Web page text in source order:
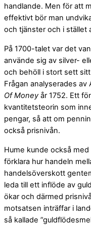
handlande. Men för att
effektivt bör man
och tjänster och i stället
På 1700-talet var det
använde sig av silver-
och behöll i stort sett
Frågan analyserades av
Of Money år 1752. Ett
kvantitetsteorin som
pengar, så att om
också prisnivån.
Hume kunde också
förklara hur handeln
handelsöverskott
leda till ett inflöde av
ökar och därmed
motsatsen inträffar i
så kallade